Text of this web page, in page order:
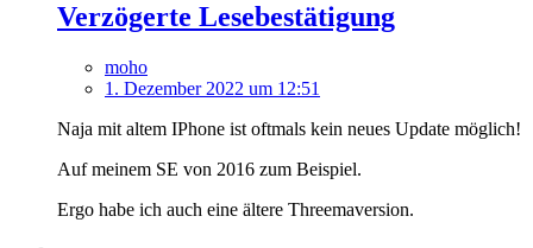
Verzögerte Lesebestätigung
moho
1. Dezember 2022 um 12:51
Naja mit altem IPhone ist oftmals kein neues Update möglich!
Auf meinem SE von 2016 zum Beispiel.
Ergo habe ich auch eine ältere Threemaversion.